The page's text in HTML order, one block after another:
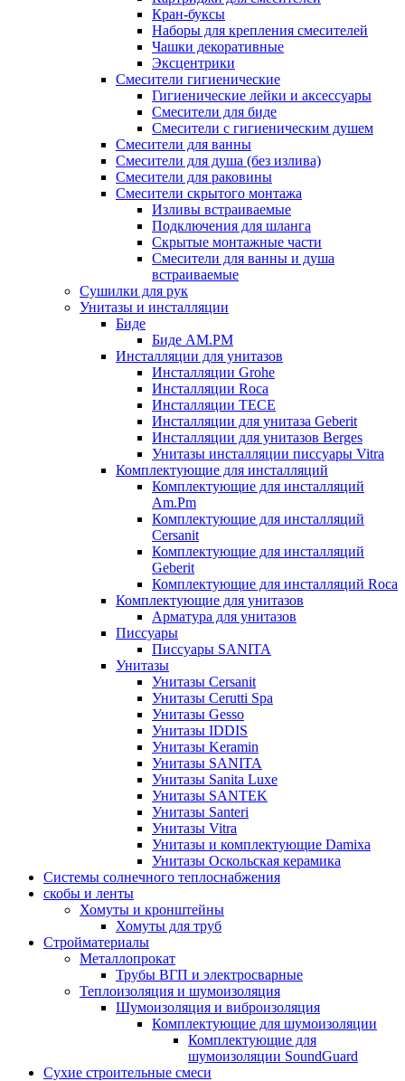
Кран-буксы
Наборы для крепления смесителей
Чашки декоративные
Эксцентрики
Смесители гигиенические
Гигиенические лейки и аксессуары
Смесители для биде
Смесители с гигиеническим душем
Смесители для ванны
Смесители для душа (без излива)
Смесители для раковины
Смесители скрытого монтажа
Изливы встраиваемые
Подключения для шланга
Скрытые монтажные части
Смесители для ванны и душа
встраиваемые
Сушилки для рук
Унитазы и инсталляции
Биде
Биде AM.PM
Инсталляции для унитазов
Инсталляции Grohe
Инсталляции Roca
Инсталляции TECE
Инсталляции для унитаза Geberit
Инсталляции для унитазов Berges
Унитазы инсталляции писсуары Vitra
Комплектующие для инсталляций
Комплектующие для инсталляций
Am.Pm
Комплектующие для инсталляций
Cersanit
Комплектующие для инсталляций
Geberit
Комплектующие для инсталляций Roca
Комплектующие для унитазов
Арматура для унитазов
Писсуары
Писсуары SANITA
Унитазы
Унитазы Cersanit
Унитазы Cerutti Spa
Унитазы Gesso
Унитазы IDDIS
Унитазы Keramin
Унитазы SANITA
Унитазы Sanita Luxe
Унитазы SANTEK
Унитазы Santeri
Унитазы Vitra
Унитазы и комплектующие Damixa
Унитазы Оскольская керамика
Системы солнечного теплоснабжения
скобы и ленты
Хомуты и кронштейны
Хомуты для труб
Стройматериалы
Металлопрокат
Трубы ВГП и электросварные
Теплоизоляция и шумоизоляция
Шумоизоляция и виброизоляция
Комплектующие для шумоизоляции
Комплектующие для
шумоизоляции SoundGuard
Сухие строительные смеси